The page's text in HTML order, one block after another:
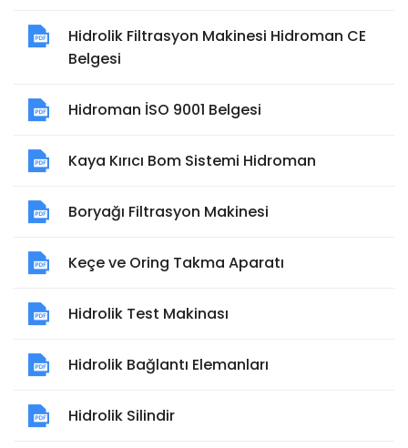
Hidrolik Filtrasyon Makinesi Hidroman CE
Belgesi
Hidroman İSO 9001 Belgesi
Kaya Kırıcı Bom Sistemi Hidroman
Boryağı Filtrasyon Makinesi
Keçe ve Oring Takma Aparatı
Hidrolik Test Makinası
Hidrolik Bağlantı Elemanları
Hidrolik Silindir